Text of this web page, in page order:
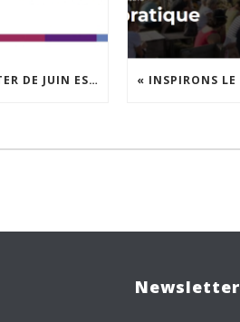
NOTRE NEWSLETTER DE JUIN EST EN LIGNE !
Newsletter